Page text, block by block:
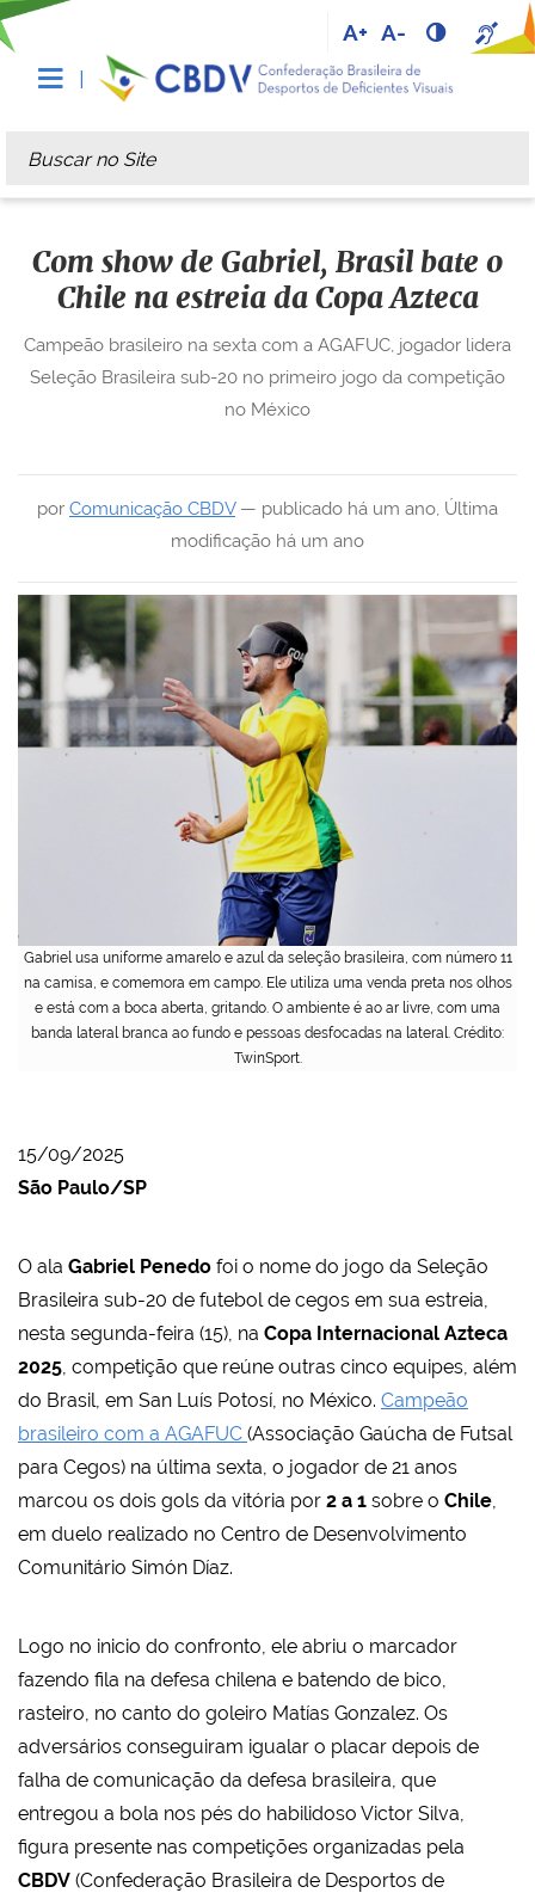
A+ A-
Busca
Busca Avançada…
Gabriel usa uniforme amarelo e azul da seleção brasileira, com número 11
na camisa, e comemora em campo. Ele utiliza uma venda preta nos olhos
e está com a boca aberta, gritando. O ambiente é ao ar livre, com uma
banda lateral branca ao fundo e pessoas desfocadas na lateral. Crédito:
TwinSport.
Com show de Gabriel, Brasil bate o
Chile na estreia da Copa Azteca
por Comunicação CBDV— publicado há um ano, Última
modificação há um ano
Campeão brasileiro na sexta com a AGAFUC, jogador lidera
Seleção Brasileira sub-20 no primeiro jogo da competição
no México
15/09/2025
São Paulo/SP
O ala Gabriel Penedo foi o nome do jogo da Seleção
Brasileira sub-20 de futebol de cegos em sua estreia,
nesta segunda-feira (15), na Copa Internacional Azteca
2025, competição que reúne outras cinco equipes, além
do Brasil, em San Luís Potosí, no México. Campeão
brasileiro com a AGAFUC (Associação Gaúcha de Futsal
para Cegos) na última sexta, o jogador de 21 anos
marcou os dois gols da vitória por 2 a 1 sobre o Chile,
em duelo realizado no Centro de Desenvolvimento
Comunitário Simón Díaz.
Logo no inicio do confronto, ele abriu o marcador
fazendo fila na defesa chilena e batendo de bico,
rasteiro, no canto do goleiro Matías Gonzalez. Os
adversários conseguiram igualar o placar depois de
falha de comunicação da defesa brasileira, que
entregou a bola nos pés do habilidoso Victor Silva,
figura presente nas competições organizadas pela
CBDV (Confederação Brasileira de Desportos de